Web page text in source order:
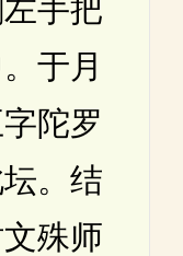
手把
于月
陀罗
。结
殊师